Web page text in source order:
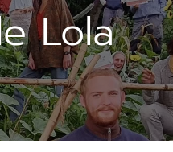
Lola